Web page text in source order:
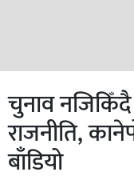
चुनाव नजिकिँदै
राजनीति,
बाँडियो